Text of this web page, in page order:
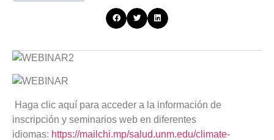
Haga clic aquí para acceder a la información de
inscripción y seminarios web en diferentes
idiomas: https://mailchi.mp/salud.unm.edu/climate-